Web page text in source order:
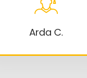
Arda C.